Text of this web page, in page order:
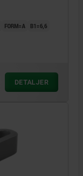
FORM=A
B1=6,6
DETALJER